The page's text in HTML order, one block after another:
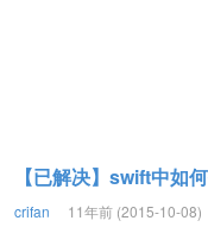
【已解决】swift中如
crifan 11年前 (2015-10-08)